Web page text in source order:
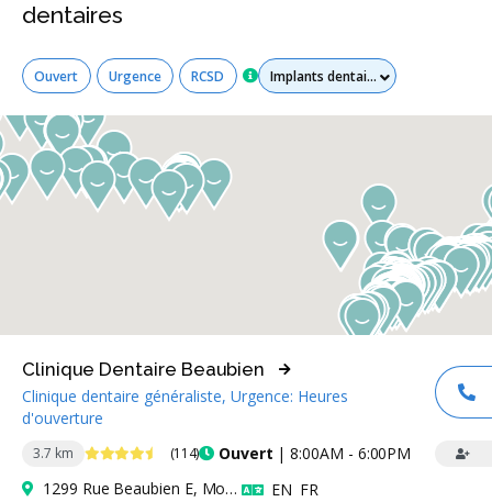
dentaires
Ouvert Urgence RCSD Tous les services
3.7 km 4.6 étoiles (114) Ouvert | 8:00AM - 6:00PM
Clinique Dentaire Beaubien
Clinique dentaire généraliste, Urgence: Heures
d'ouverture
1299 Rue Beaubien E, Montréal, QC H2S 1V1, Canada EN Anglais
FR